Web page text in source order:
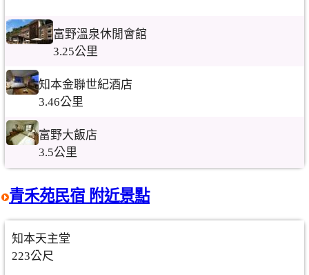
富野溫泉休閒會館
3.25公里
知本金聯世紀酒店
3.46公里
富野大飯店
3.5公里
青禾苑民宿 附近景點
知本天主堂
223公尺